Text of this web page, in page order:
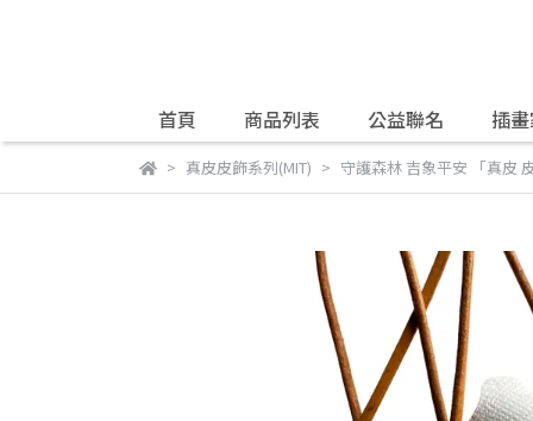
首頁 商品列表 公益聯名 插
真皮皮飾系列(MIT) 守護森林 吉象平安 「真皮